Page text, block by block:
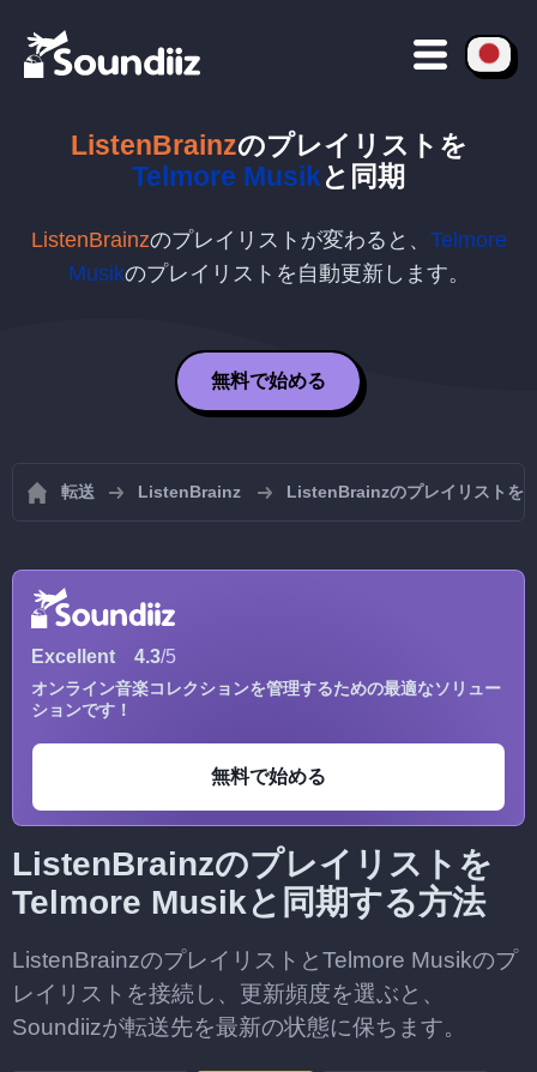
ListenBrainzのプレイリストを
Telmore Musikと同期
ListenBrainzのプレイリストが変わると、 Telmore
Musikのプレイリストを自動更新します。
無料で始める
転送 ListenBrainz ListenBrainzのプレイリストを
Excellent 4.3/5
オンライン音楽コレクションを管理するための最適なソリュー
ションです！
無料で始める
ListenBrainzのプレイリストを
Telmore Musikと同期する方法
ListenBrainzのプレイリストとTelmore Musikのプ
レイリストを接続し、更新頻度を選ぶと、
Soundiizが転送先を最新の状態に保ちます。